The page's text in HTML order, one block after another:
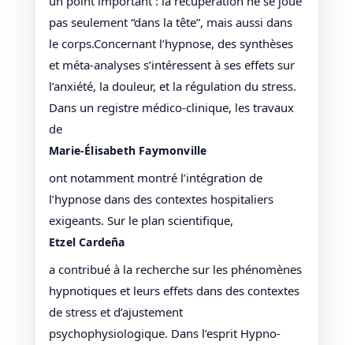
pas seulement “dans la tête”, mais aussi dans
le corps.Concernant l’hypnose, des synthèses
et méta-analyses s’intéressent à ses effets sur
l’anxiété, la douleur, et la régulation du stress.
Dans un registre médico-clinique, les travaux
de
Marie-Élisabeth Faymonville
ont notamment montré l’intégration de
l’hypnose dans des contextes hospitaliers
exigeants. Sur le plan scientifique,
Etzel Cardeña
a contribué à la recherche sur les phénomènes
hypnotiques et leurs effets dans des contextes
de stress et d’ajustement
psychophysiologique. Dans l’esprit Hypno-